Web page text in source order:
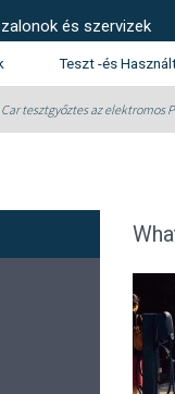
és szervizek
Teszt -és
Használt autó
Car tesztgyőztes az elektromos